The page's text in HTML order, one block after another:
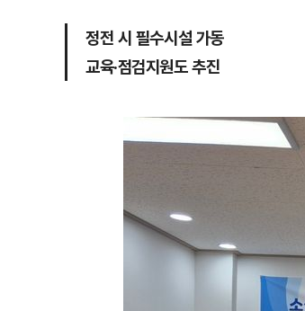
정전 시 필수시설 가동
교육·점검지원도 추진